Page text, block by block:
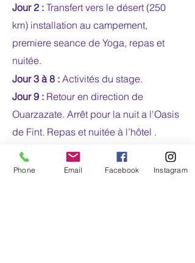
Jour 2 : Transfert vers le désert (250
km) installation au campement,
premiere seance de Yoga, repas et
nuitée.
Jour 3 à 8 : Activités du stage.
Jour 9 : Retour en direction de
Ouarzazate. Arrêt pour la nuit a l'Oasis
de Fint. Repas et nuitée à l’hôtel .
Jour 10 :
Journée a l'Oasis de Fint
Retour a
Ouarzazate. Journée visites
Phone Email Facebook Instagram